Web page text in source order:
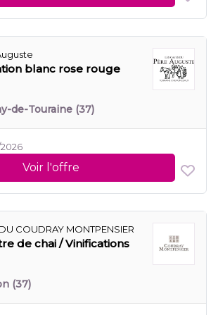
blanc rose rouge
de-Touraine (37)
Voir l'offre
COUDRAY MONTPENSIER
de chai / Vinifications
(37)